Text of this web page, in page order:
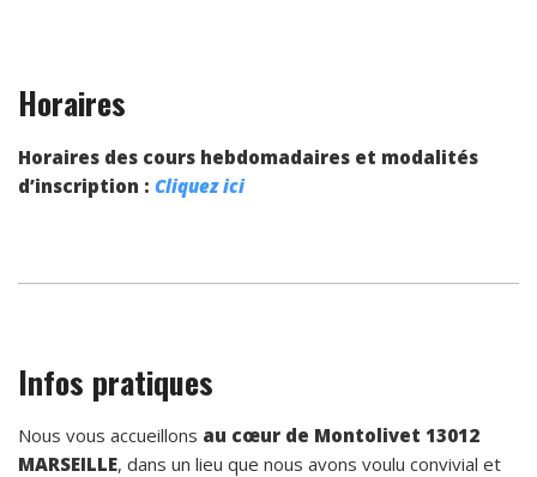
Horaires
Horaires des cours hebdomadaires et modalités
d’inscription : Cliquez ici
Infos pratiques
Nous vous accueillons au cœur de Montolivet 13012
MARSEILLE, dans un lieu que nous avons voulu convivial et